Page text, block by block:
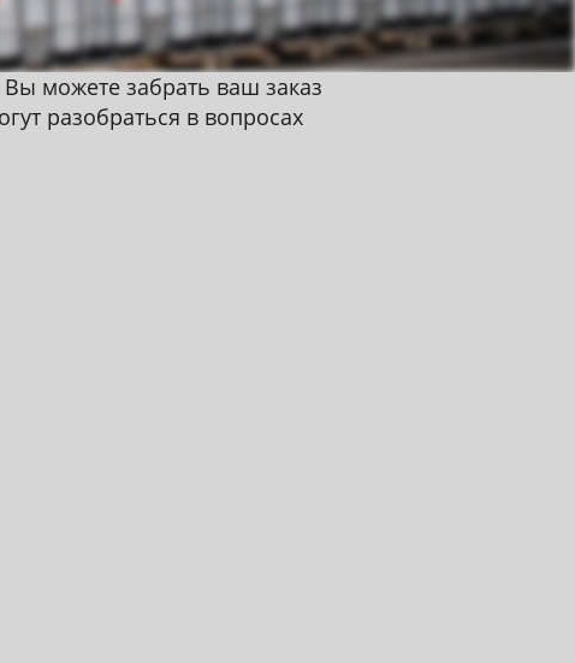
можете забрать ваш заказ
разобраться в вопросах